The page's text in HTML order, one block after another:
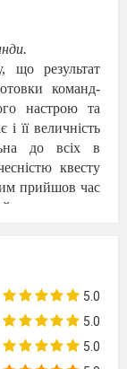
результат
команд-
настрою та
і її величність
до всіх в
квесту
прийшов час
оплесками
-
вас, шановні
квесту. Першим
та девіз
5.0
5.0
5.0